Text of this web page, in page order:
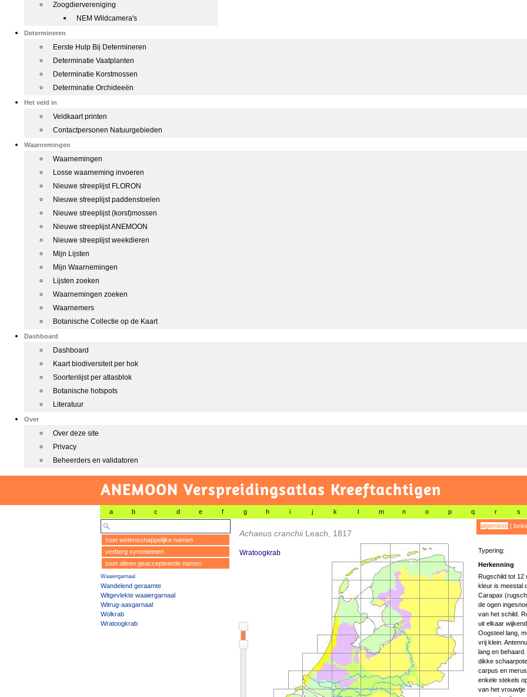
Zoogdiervereniging
NEM Wildcamera's
Determineren
Eerste Hulp Bij Determineren
Determinatie Vaatplanten
Determinatie Korstmossen
Determinatie Orchideeën
Het veld in
Veldkaart printen
Contactpersonen Natuurgebieden
Waarnemingen
Waarnemingen
Losse waarneming invoeren
Nieuwe streeplijst FLORON
Nieuwe streeplijst paddenstoelen
Nieuwe streeplijst (korst)mossen
Nieuwe streeplijst ANEMOON
Nieuwe streeplijst weekdieren
Mijn Lijsten
Mijn Waarnemingen
Lijsten zoeken
Waarnemingen zoeken
Waarnemers
Botanische Collectie op de Kaart
Dashboard
Dashboard
Kaart biodiversiteit per hok
Soortenlijst per atlasblok
Botanische hotspots
Literatuur
Over
Over deze site
Privacy
Beheerders en validatoren
ANEMOON Verspreidingsatlas Kreeftachtigen
a b c d e f g h i j k l m n o p q r s
toon wetenschappelijke namen
verberg synoniemen
toon alleen geaccepteerde namen
Waaiergarnaal
Wandelend geraamte
Witgevlekte waaiergarnaal
Witrug-aasgarnaal
Wolkrab
Wratoogkrab
Achaeus cranchii Leach, 1817
Wratoogkrab
algemeen|
Typering:
Herkenning
Rugschild tot 12
kleur is meestal
Carapax
de ogen
van het schild.
uit elkaar
Oogsteel lang,
vrij klein.
lang en
dikke
carpus en
enkele stekels
van het vrouwtje